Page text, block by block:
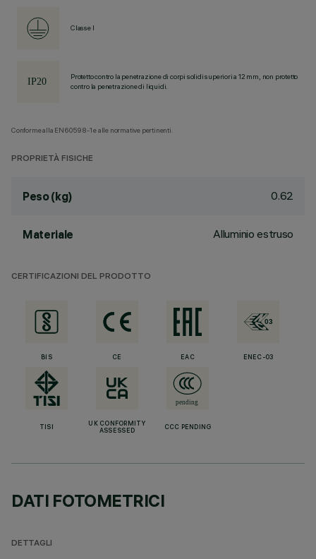
Classe I
Protetto contro la penetrazione di corpi solidi superiori a 12 mm, non protetto
contro la penetrazione di liquidi.
Conforme alla EN60598-1 e alle normative pertinenti.
PROPRIETÀ FISICHE
Peso (kg) 0.62
Materiale Alluminio estruso
CERTIFICAZIONI DEL PRODOTTO
BIS CE EAC ENEC-03
TISI
UK CONFORMITY
ASSESSED
CCC PENDING
DATI FOTOMETRICI
DETTAGLI